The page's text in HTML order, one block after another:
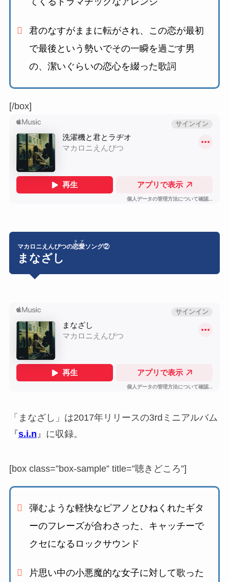
君のなすがままに転がされ、この恋が最初
で最後という勢いでその一瞬を過ごす男
の、 潔いぐらいの恋心を綴った歌詞
[/box]
マカロニえんぴつの恋愛
ラブ
ソング②
まなざし
「まなざし」は2017年リリースの3rdミニアルバム
『s.i.n』に収録。
[box class=”box-sample” title=”聴きどころ”]
弾むような軽快なピアノとひねくれたギタ
ーのフレーズが合わさった、 キャッチーで
クセになるロックサウンド
片思い中の小悪魔的な女子に対して歌った